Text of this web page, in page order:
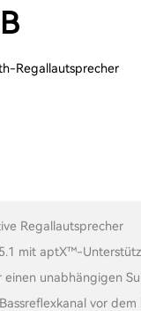
Regallautsprecher
Regallautsprecher
mit aptX™-
einen unabhängigen
vor